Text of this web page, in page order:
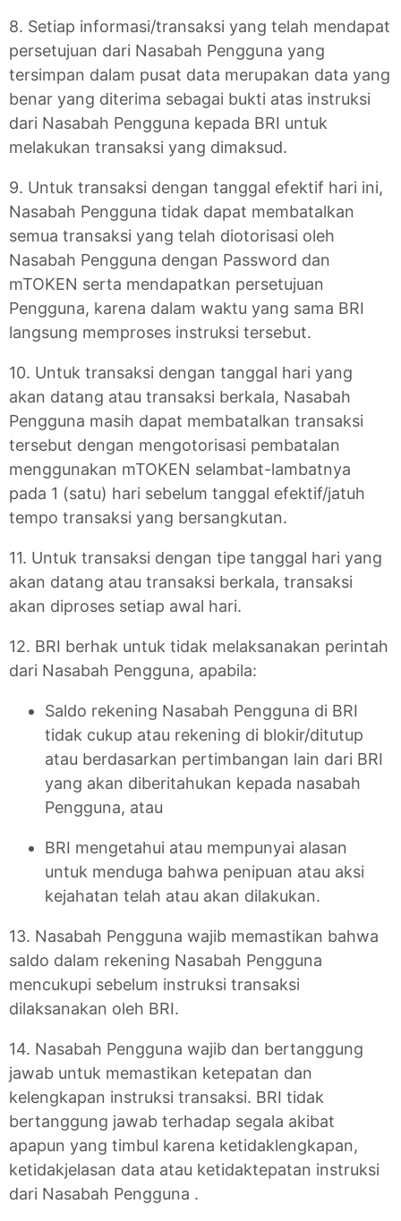
8. Setiap informasi/transaksi yang telah mendapat
persetujuan dari Nasabah Pengguna yang
tersimpan dalam pusat data merupakan data yang
benar yang diterima sebagai bukti atas instruksi
dari Nasabah Pengguna kepada BRI untuk
melakukan transaksi yang dimaksud.
9. Untuk transaksi dengan tanggal efektif hari ini,
Nasabah Pengguna tidak dapat membatalkan
semua transaksi yang telah diotorisasi oleh
Nasabah Pengguna dengan Password dan
mTOKEN serta mendapatkan persetujuan
Pengguna, karena dalam waktu yang sama BRI
langsung memproses instruksi tersebut.
10. Untuk transaksi dengan tanggal hari yang
akan datang atau transaksi berkala, Nasabah
Pengguna masih dapat membatalkan transaksi
tersebut dengan mengotorisasi pembatalan
menggunakan mTOKEN selambat-lambatnya
pada 1 (satu) hari sebelum tanggal efektif/jatuh
tempo transaksi yang bersangkutan.
11. Untuk transaksi dengan tipe tanggal hari yang
akan datang atau transaksi berkala, transaksi
akan diproses setiap awal hari.
12. BRI berhak untuk tidak melaksanakan perintah
dari Nasabah Pengguna, apabila:
Saldo rekening Nasabah Pengguna di BRI
tidak cukup atau rekening di blokir/ditutup
atau berdasarkan pertimbangan lain dari BRI
yang akan diberitahukan kepada nasabah
Pengguna, atau
BRI mengetahui atau mempunyai alasan
untuk menduga bahwa penipuan atau aksi
kejahatan telah atau akan dilakukan.
13. Nasabah Pengguna wajib memastikan bahwa
saldo dalam rekening Nasabah Pengguna
mencukupi sebelum instruksi transaksi
dilaksanakan oleh BRI.
14. Nasabah Pengguna wajib dan bertanggung
jawab untuk memastikan ketepatan dan
kelengkapan instruksi transaksi. BRI tidak
bertanggung jawab terhadap segala akibat
apapun yang timbul karena ketidaklengkapan,
ketidakjelasan data atau ketidaktepatan instruksi
dari Nasabah Pengguna .